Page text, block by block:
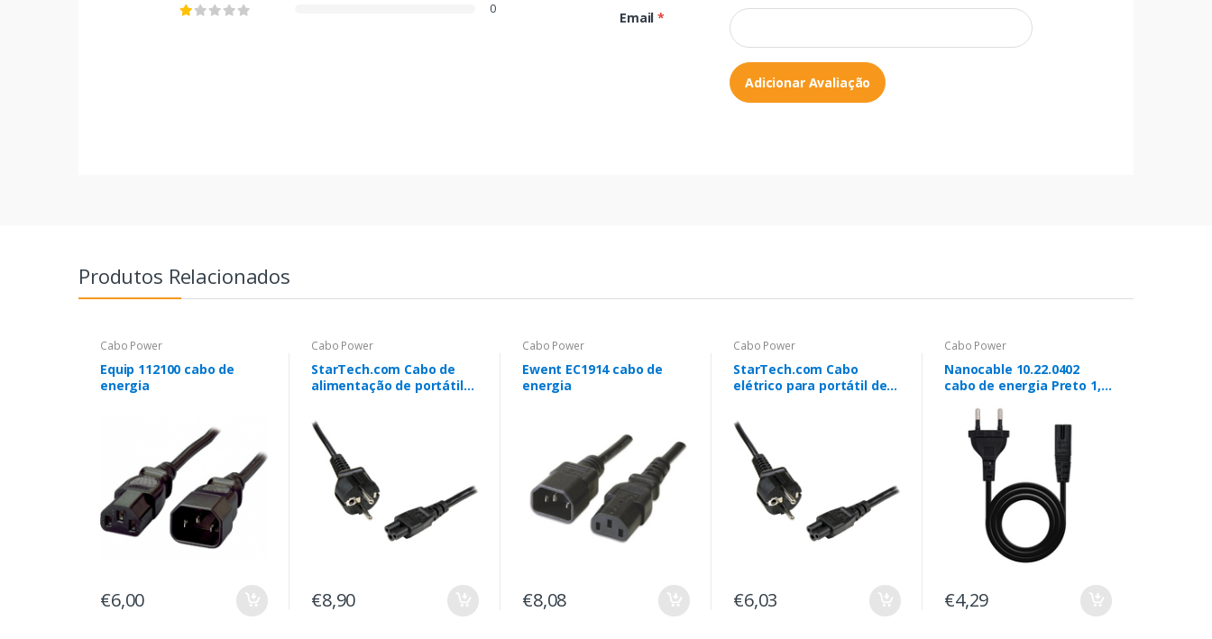
0
Email*
Adicionar Avaliação
Produtos Relacionados
Cabo Power
Equip 112100 cabo de
energia
€6,00
Cabo Power
StarTech.com Cabo de
alimentação de portátil
Terminal do cabo de
alimentação em Schuko
CEE7 para trevo C5
€8,90
Cabo Power
Ewent EC1914 cabo de
energia
€8,08
Cabo Power
StarTech.com Cabo
elétrico para portátil de 3
cabo de alimentação
Schuko CEE7 para C5
Cloverleaf
€6,03
Cabo Power
Nanocable 10.22.0402
cabo de energia Preto 1,5
€4,29